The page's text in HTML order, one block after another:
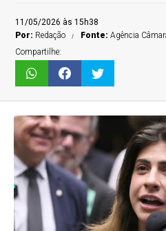
11/05/2026 às 15h38
Por: Redação Fonte:Agência
Compartilhe: